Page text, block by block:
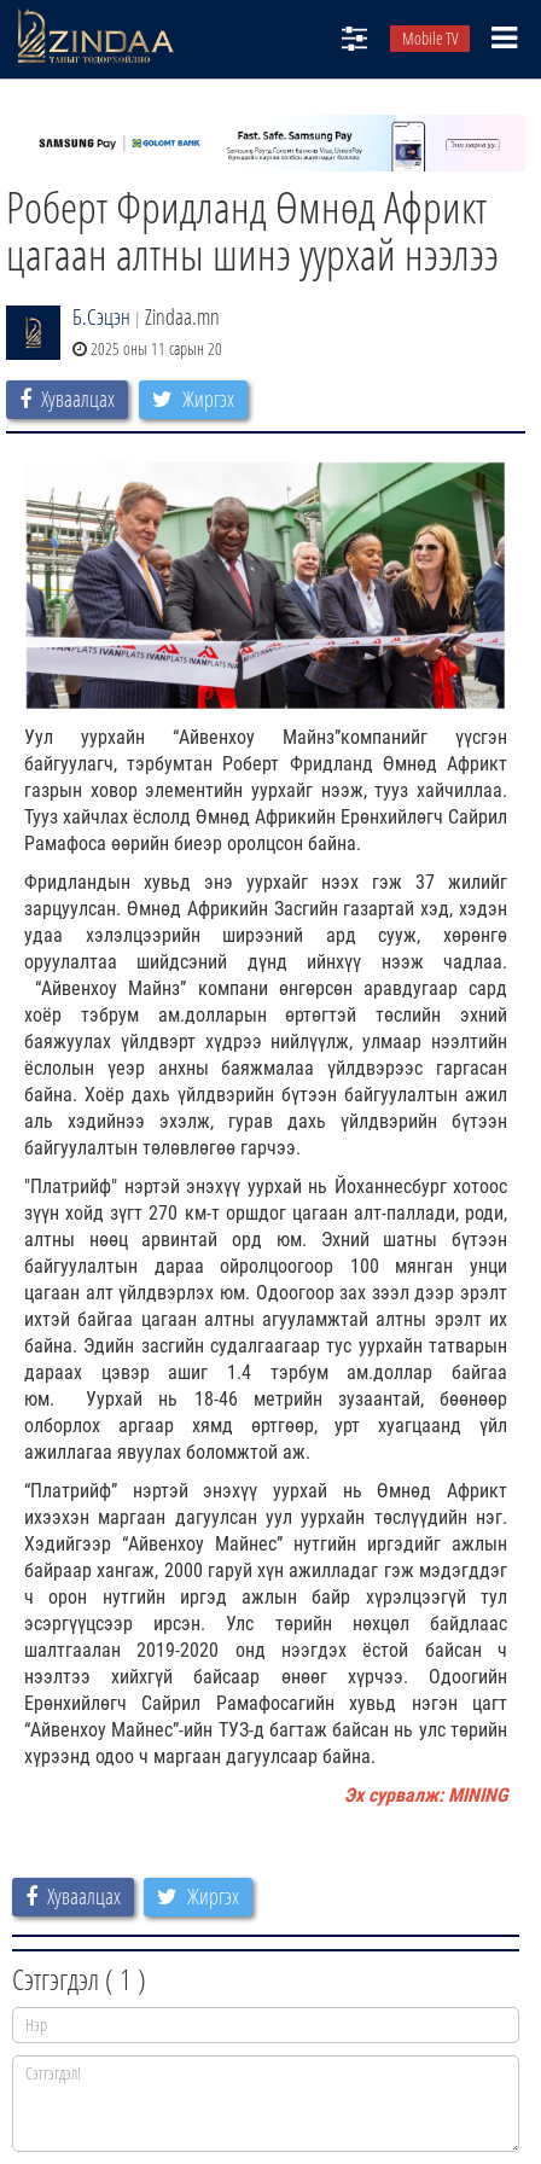
Mobile TV
ТВ8
ӨГЛӨӨНИЙ СОНИН
АУДИО ЗОХИОЛ
ЗИНДАА СЭТГҮҮЛ
Роберт Фридланд Өмнөд Африкт
цагаан алтны шинэ уурхай нээлээ
Б.Сэцэн | Zindaa.mn
2025 оны 11 сарын 20
Хуваалцах Жиргэх
Уул уурхайн “Айвенхоу Майнз”компанийг үүсгэн
байгуулагч, тэрбумтан Роберт Фридланд Өмнөд Африкт
газрын ховор элементийн уурхайг нээж, тууз хайчиллаа.
Тууз хайчлах ёслолд Өмнөд Африкийн Ерөнхийлөгч Сайрил
Рамафоса өөрийн биеэр оролцсон байна.
Фридландын хувьд энэ уурхайг нээх гэж 37 жилийг
зарцуулсан. Өмнөд Африкийн Засгийн газартай хэд, хэдэн
удаа хэлэлцээрийн ширээний ард сууж, хөрөнгө
оруулалтаа шийдсэний дүнд ийнхүү нээж чадлаа.
“Айвенхоу Майнз” компани өнгөрсөн аравдугаар сард
хоёр тэбрум ам.долларын өртөгтэй төслийн эхний
баяжуулах үйлдвэрт хүдрээ нийлүүлж, улмаар нээлтийн
ёслолын үеэр анхны баяжмалаа үйлдвэрээс гаргасан
байна. Хоёр дахь үйлдвэрийн бүтээн байгуулалтын ажил
аль хэдийнээ эхэлж, гурав дахь үйлдвэрийн бүтээн
байгуулалтын төлөвлөгөө гарчээ.
"Платрийф" нэртэй энэхүү уурхай нь Йоханнесбург хотоос
зүүн хойд зүгт 270 км-т оршдог цагаан алт-паллади, роди,
алтны нөөц арвинтай орд юм. Эхний шатны бүтээн
байгуулалтын дараа ойролцоогоор 100 мянган унци
цагаан алт үйлдвэрлэх юм. Одоогоор зах зээл дээр эрэлт
ихтэй байгаа цагаан алтны агууламжтай алтны эрэлт их
байна. Эдийн засгийн судалгаагаар тус уурхайн татварын
дараах цэвэр ашиг 1.4 тэрбум ам.доллар байгаа
юм.Уурхай нь 18-46 метрийн зузаантай, бөөнөөр
олборлох аргаар хямд өртгөөр, урт хуагцаанд үйл
ажиллагаа явуулах боломжтой аж.
“Платрийф” нэртэй энэхүү уурхай нь Өмнөд Африкт
ихээхэн маргаан дагуулсан уул уурхайн төслүүдийн нэг.
Хэдийгээр “Айвенхоу Майнес” нутгийн иргэдийг ажлын
байраар хангаж, 2000 гаруй хүн ажилладаг гэж мэдэгддэг
ч орон нутгийн иргэд ажлын байр хүрэлцээгүй тул
эсэргүүцсээр ирсэн. Улс төрийн нөхцөл байдлаас
шалтгаалан 2019-2020 онд нээгдэх ёстой байсан ч
нээлтээ хийхгүй байсаар өнөөг хүрчээ. Одоогийн
Ерөнхийлөгч Сайрил Рамафосагийн хувьд нэгэн цагт
“Айвенхоу Майнес”-ийн ТУЗ-д багтаж байсан нь улс төрийн
хүрээнд одоо ч маргаан дагуулсаар байна.
Эх сурвалж: MINING
Хуваалцах Жиргэх
Сэтгэгдэл ( 1 )